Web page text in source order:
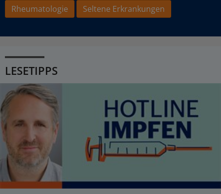
Rheumatologie
Seltene Erkrankungen
LESETIPPS